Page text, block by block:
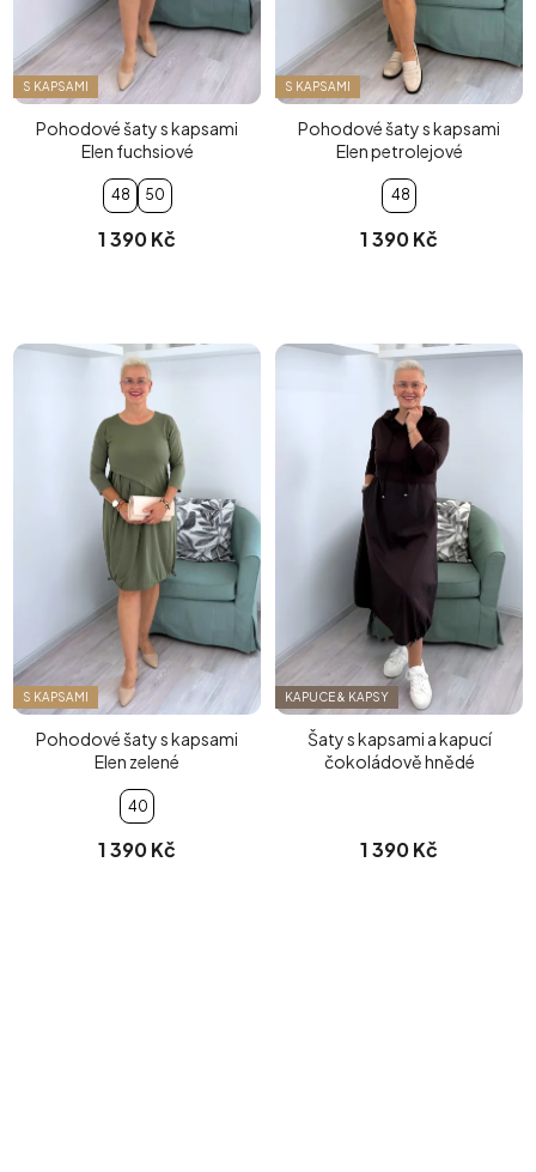
S KAPSAMI
Pohodové šaty s kapsami
Elen fuchsiové
48 50
1 390 Kč
S KAPSAMI
Pohodové šaty s kapsami
Elen petrolejové
48
1 390 Kč
S KAPSAMI
Pohodové šaty s kapsami
Elen zelené
40
1 390 Kč
KAPUCE & KAPSY
Šaty s kapsami a kapucí
čokoládově hnědé
1 390 Kč